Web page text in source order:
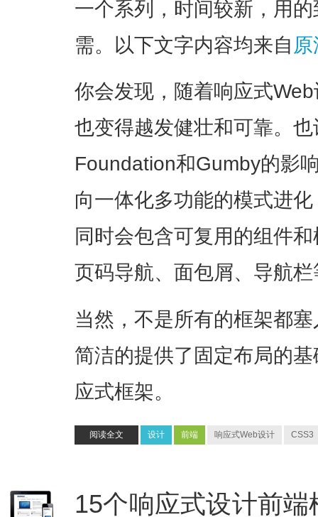
一个系列，时间较新，用
需。以下文字内容均来自
你会发现，随着响应式
也变得越发健壮和可靠。
Foundation和Gumby的影
向一体化多功能的模式进
同时会包含可复用的组件
页码导航、面包屑、导航
当然，不是所有的框架都
简洁的提供了固定布局的
应式框架。
阅读全文 设计 前端 响应式Web设计 CSS3
15个响应式设计前